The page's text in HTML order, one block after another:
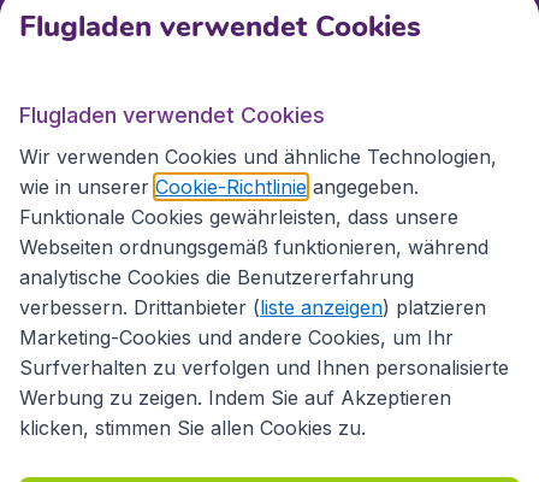
Kundenservice
Flugladen.at
Internationale Webseiten
Flugladen verwendet Cookies
Flugladen verwendet Cookies
Wir verwenden Cookies und ähnliche Technologien,
wie in unserer Cookie-Richtlinie angegeben.
Funktionale Cookies gewährleisten, dass unsere
Webseiten ordnungsgemäß funktionieren, während
analytische Cookies die Benutzererfahrung
verbessern. Drittanbieter (liste anzeigen) platzieren
Marketing-Cookies und andere Cookies, um Ihr
Surfverhalten zu verfolgen und Ihnen personalisierte
Werbung zu zeigen. Indem Sie auf Akzeptieren
klicken, stimmen Sie allen Cookies zu.